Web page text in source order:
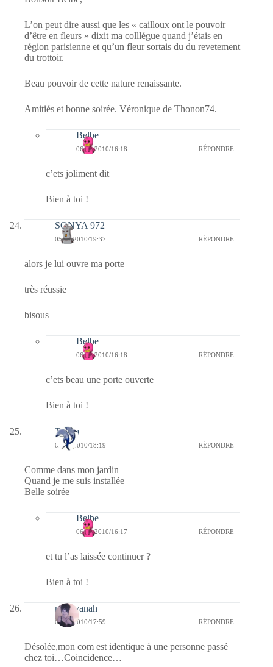
L’on peut dire aussi que les « cailloux ont le pouvoir
d’être en fleurs » dixit ma colllégue quand j’étais en
région parisienne et qu’un fleur sortais du du revetement
du trottoir.
Beau pouvoir de cette nature renaissante.
Amitiés et bonne soirée. Véronique de Thonon74.
Belbe
06/09/2010/16:18 RÉPONDRE
c’ets joliment dit
Bien à toi !
SONYA 972
05/09/2010/19:37 RÉPONDRE
alors je lui ouvre ma porte
très réussie
bisous
Belbe
06/09/2010/16:18 RÉPONDRE
c’ets beau une porte ouverte
Bien à toi !
Tanira
05/09/2010/18:19 RÉPONDRE
Comme dans mon jardin
Quand je me suis installée
Belle soirée
Belbe
06/09/2010/16:17 RÉPONDRE
et tu l’as laissée continuer ?
Bien à toi !
nara-yanah
05/09/2010/17:59 RÉPONDRE
Désolée,mon com est identique à une personne passé
chez toi…Coincidence…